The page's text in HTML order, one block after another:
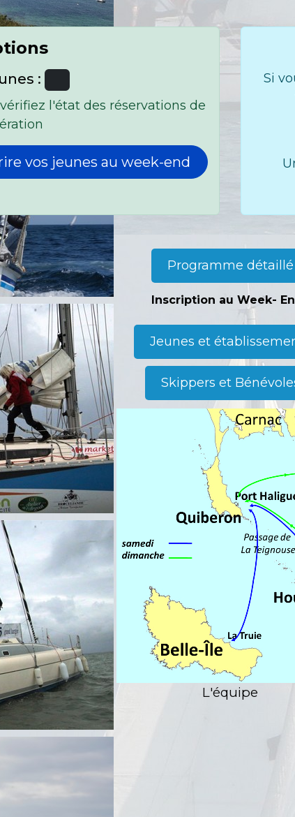
:
l'état des réservations de
vos jeunes au week-end
Si
Programme détaillé
Inscription au Week-
Jeunes et
Skippers et
L'équipe